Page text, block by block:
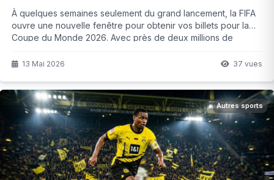
À quelques semaines seulement du grand lancement, la FIFA
ouvre une nouvelle fenêtre pour obtenir vos billets pour la
Coupe du Monde 2026. Avec près de deux millions de
dernière pour vivre l'événement en direct. Mais attention, la
13 Mai 2026 37 vues
Autres sports